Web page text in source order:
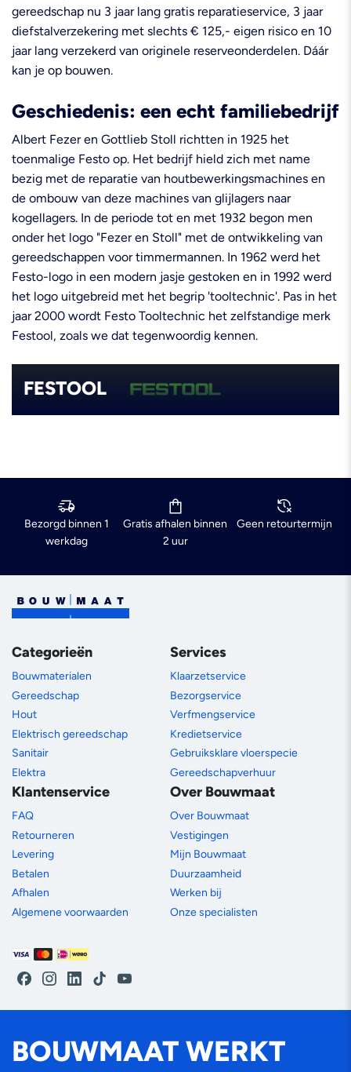
gereedschap nu 3 jaar lang gratis reparatieservice, 3 jaar
diefstalverzekering met slechts € 125,- eigen risico en 10
jaar lang verzekerd van originele reserveonderdelen. Dáár
kan je op bouwen.
Geschiedenis: een echt familiebedrijf
Albert Fezer en Gottlieb Stoll richtten in 1925 het
toenmalige Festo op. Het bedrijf hield zich met name
bezig met de reparatie van houtbewerkingsmachines en
de ombouw van deze machines van glijlagers naar
kogellagers. In de periode tot en met 1932 begon men
onder het logo "Fezer en Stoll" met de ontwikkeling van
gereedschappen voor timmermannen. In 1962 werd het
Festo-logo in een modern jasje gestoken en in 1992 werd
het logo uitgebreid met het begrip 'tooltechnic'. Pas in het
jaar 2000 wordt Festo Tooltechnic het zelfstandige merk
Festool, zoals we dat tegenwoordig kennen.
FESTOOL
Bezorgd binnen 1
werkdag
Gratis afhalen binnen
2 uur
Geen retourtermijn
Categorieën
Bouwmaterialen
Gereedschap
Hout
Elektrisch gereedschap
Sanitair
Elektra
Services
Klaarzetservice
Bezorgservice
Verfmengservice
Kredietservice
Gebruiksklare vloerspecie
Gereedschapverhuur
Klantenservice
FAQ
Retourneren
Levering
Betalen
Afhalen
Algemene voorwaarden
Over Bouwmaat
Over Bouwmaat
Vestigingen
Mijn Bouwmaat
Duurzaamheid
Werken bij
Onze specialisten
Betaalmethoden
FacebookInstagram
LinkedInTikTokYouTube
BOUWMAAT WERKT